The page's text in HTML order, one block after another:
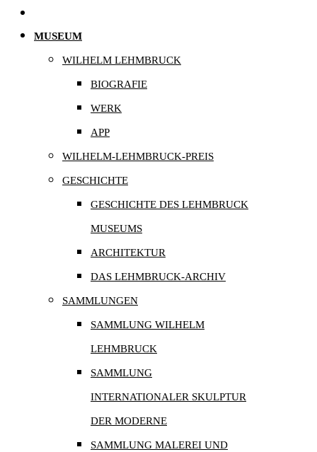
MUSEUM
WILHELM LEHMBRUCK
BIOGRAFIE
WERK
APP
WILHELM-LEHMBRUCK-PREIS
GESCHICHTE
GESCHICHTE DES LEHMBRUCK
MUSEUMS
ARCHITEKTUR
DAS LEHMBRUCK-ARCHIV
SAMMLUNGEN
SAMMLUNG WILHELM
LEHMBRUCK
SAMMLUNG
INTERNATIONALER SKULPTUR
DER MODERNE
SAMMLUNG MALEREI UND